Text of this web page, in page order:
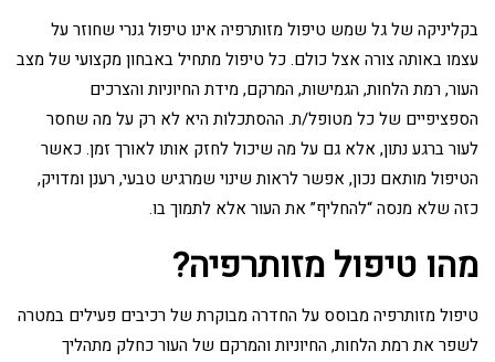
בקליניקה של גל שמש טיפול מזותרפיה אינו טיפול גנרי שחוזר על
עצמו באותה צורה אצל כולם. כל טיפול מתחיל באבחון מקצועי של מצב
העור, רמת הלחות, הגמישות, המרקם, מידת החיוניות והצרכים
הספציפיים של כל מטופל/ת. ההסתכלות היא לא רק על מה שחסר
לעור ברגע נתון, אלא גם על מה שיכול לחזק אותו לאורך זמן. כאשר
הטיפול מותאם נכון, אפשר לראות שינוי שמרגיש טבעי, רענן ומדויק,
כזה שלא מנסה “להחליף” את העור אלא לתמוך בו.
מהו טיפול מזותרפיה?
טיפול מזותרפיה מבוסס על החדרה מבוקרת של רכיבים פעילים במטרה
לשפר את רמת הלחות, החיוניות והמרקם של העור כחלק מתהליך